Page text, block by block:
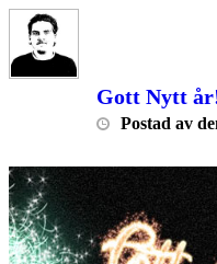
Gott Nytt
Postad av